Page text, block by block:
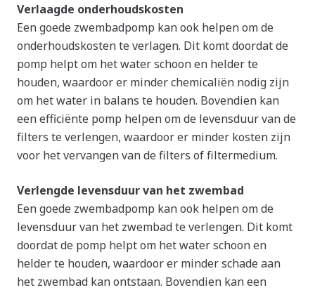
Verlaagde onderhoudskosten
Een goede zwembadpomp kan ook helpen om de
onderhoudskosten te verlagen. Dit komt doordat de
pomp helpt om het water schoon en helder te
houden, waardoor er minder chemicaliën nodig zijn
om het water in balans te houden. Bovendien kan
een efficiënte pomp helpen om de levensduur van de
filters te verlengen, waardoor er minder kosten zijn
voor het vervangen van de filters of filtermedium.
Verlengde levensduur van het zwembad
Een goede zwembadpomp kan ook helpen om de
levensduur van het zwembad te verlengen. Dit komt
doordat de pomp helpt om het water schoon en
helder te houden, waardoor er minder schade aan
het zwembad kan ontstaan. Bovendien kan een